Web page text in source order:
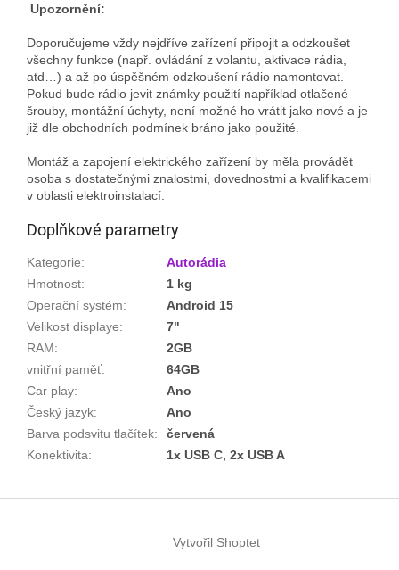
Upozornění:
Doporučujeme vždy nejdříve zařízení připojit a odzkoušet
všechny funkce (např. ovládání z volantu, aktivace rádia,
atd…) a až po úspěšném odzkoušení rádio namontovat.
Pokud bude rádio jevit známky použití například otlačené
šrouby, montážní úchyty, není možné ho vrátit jako nové a je
již dle obchodních podmínek bráno jako použité.
Montáž a zapojení elektrického zařízení by měla provádět
osoba s dostatečnými znalostmi, dovednostmi a kvalifikacemi
v oblasti elektroinstalací.
Doplňkové parametry
Kategorie:
Autorádia
Hmotnost:
1 kg
Operační systém:
Android 15
Velikost displaye:
7"
RAM:
2GB
vnitřní paměť:
64GB
Car play:
Ano
Český jazyk:
Ano
Barva podsvitu tlačítek:
červená
Konektivita: 1x USB C, 2x USB A
Vytvořil Shoptet